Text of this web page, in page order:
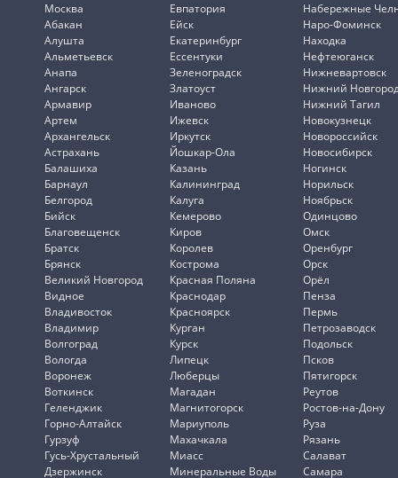
Москва
Абакан
Алушта
Альметьевск
Анапа
Ангарск
Армавир
Артем
Архангельск
Астрахань
Балашиха
Барнаул
Белгород
Бийск
Благовещенск
Братск
Брянск
Великий Новгород
Видное
Владивосток
Владимир
Волгоград
Вологда
Воронеж
Воткинск
Геленджик
Горно-Алтайск
Гурзуф
Гусь-Хрустальный
Дзержинск
Евпатория
Ейск
Екатеринбург
Ессентуки
Зеленоградск
Златоуст
Иваново
Ижевск
Иркутск
Йошкар-Ола
Казань
Калининград
Калуга
Кемерово
Киров
Королев
Кострома
Красная Поляна
Краснодар
Красноярск
Курган
Курск
Липецк
Люберцы
Магадан
Магнитогорск
Мариуполь
Махачкала
Миасс
Минеральные Воды
Набережные
Наро-Фоминск
Находка
Нефтеюганск
Нижневартовск
Нижний
Нижний Тагил
Новокузнецк
Новороссийск
Новосибирск
Ногинск
Норильск
Ноябрьск
Одинцово
Омск
Оренбург
Орск
Орёл
Пенза
Пермь
Петрозаводск
Подольск
Псков
Пятигорск
Реутов
Ростов-на-Дону
Руза
Рязань
Салават
Самара